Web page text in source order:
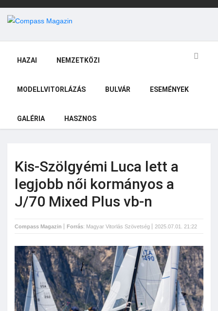
HAZAI NEMZETKÖZI
MODELLVITORLÁZÁS BULVÁR ESEMÉNYEK
GALÉRIA HASZNOS
Kis-Szölgyémi Luca lett a
legjobb női kormányos a
J/70 Mixed Plus vb-n
Compass Magazin Forrás: Magyar Vitorlás Szövetség 2025.07.01. 21:22